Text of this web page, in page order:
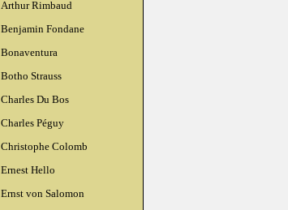
Arthur Rimbaud
Benjamin Fondane
Bonaventura
Botho Strauss
Charles Du Bos
Charles Péguy
Christophe Colomb
Ernest Hello
Ernst von Salomon